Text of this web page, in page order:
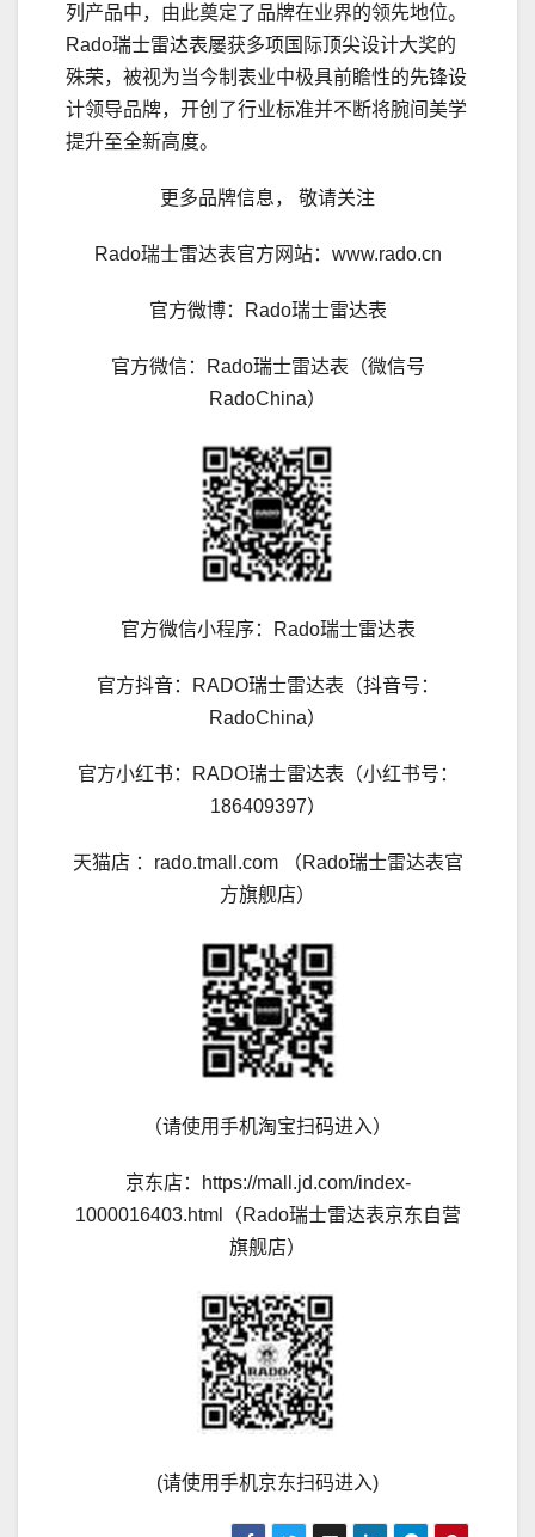
列产品中，由此奠定了品牌在业界的领先地位。
Rado瑞士雷达表屡获多项国际顶尖设计大奖的
殊荣，被视为当今制表业中极具前瞻性的先锋设
计领导品牌，开创了行业标准并不断将腕间美学
提升至全新高度。
更多品牌信息， 敬请关注
Rado瑞士雷达表官方网站：www.rado.cn
官方微博：Rado瑞士雷达表
官方微信：Rado瑞士雷达表（微信号
RadoChina）
官方微信小程序：Rado瑞士雷达表
官方抖音：RADO瑞士雷达表（抖音号：
RadoChina）
官方小红书：RADO瑞士雷达表（小红书号：
186409397）
天猫店 ：rado.tmall.com （Rado瑞士雷达表官
方旗舰店）
（请使用手机淘宝扫码进入）
京东店：https://mall.jd.com/index-
1000016403.html（Rado瑞士雷达表京东自营
旗舰店）
(请使用手机京东扫码进入)